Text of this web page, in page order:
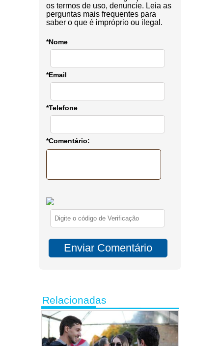
os termos de uso, denuncie. Leia as
perguntas mais frequentes para
saber o que é impróprio ou ilegal.
*Nome
*Email
*Telefone
*Comentário:
Relacionadas